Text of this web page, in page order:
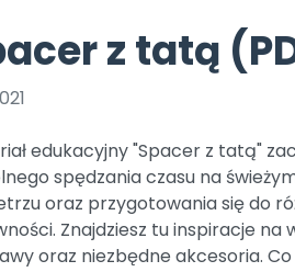
Archiwalne numery
Polecamy
Promocje
czerwca 2024 r. uzyskała
r. Nr decyzji:
Online.
Pomoc zwierzętom
TikTok
Zobacz nas na TikToku
YouTube
Filmy edukacyjne
z tatą
edukacyjny "Spacer z tatą"
spędzania czasu na
oraz przygotowania się do
Znajdziesz tu inspiracje na
oraz niezbędne akcesoria.